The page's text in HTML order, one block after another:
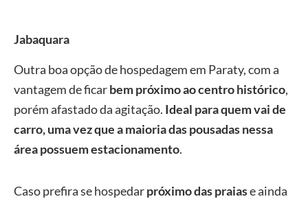
Jabaquara
Outra boa opção de hospedagem em Paraty, com a
vantagem de ficarbem próximo ao centro histórico,
porém afastado da agitação. Ideal para quem vai de
carro, uma vez que a maioria das pousadas nessa
área possuem estacionamento.
Caso prefira se hospedarpróximo das praiase ainda